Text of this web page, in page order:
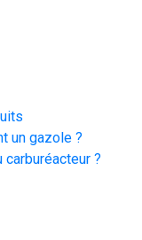
un gazole ?
carburéacteur ?